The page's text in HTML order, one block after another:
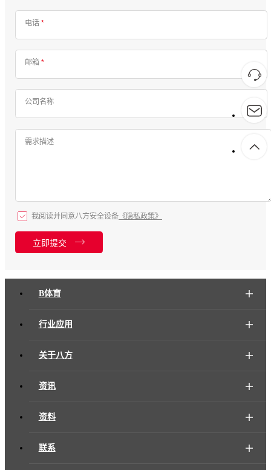
电话 *
邮箱 *
公司名称
需求描述
我阅读并同意八方安全设备 《隐私政策》
立即提交
B体育
行业应用
关于八方
资讯
资料
联系